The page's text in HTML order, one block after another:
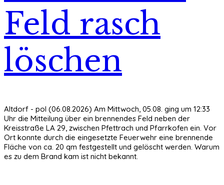
Feld rasch
löschen
Altdorf - pol (06.08.2026) Am Mittwoch, 05.08. ging um 12:33
Uhr die Mitteilung über ein brennendes Feld neben der
Kreisstraße LA 29, zwischen Pfettrach und Pfarrkofen ein. Vor
Ort konnte durch die eingesetzte Feuerwehr eine brennende
Fläche von ca. 20 qm festgestellt und gelöscht werden. Warum
es zu dem Brand kam ist nicht bekannt.